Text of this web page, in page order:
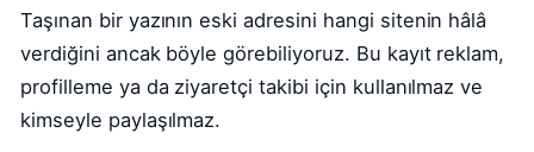
Taşınan bir yazının eski adresini hangi sitenin hâlâ
verdiğini ancak böyle görebiliyoruz. Bu kayıt reklam,
profilleme ya da ziyaretçi takibi için kullanılmaz ve
kimseyle paylaşılmaz.